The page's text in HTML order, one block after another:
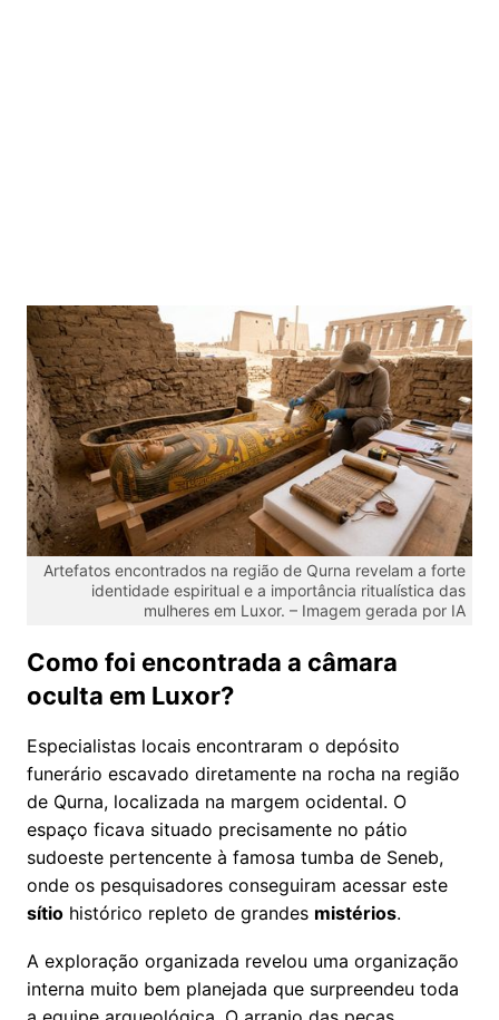
Artefatos encontrados na região de Qurna revelam a forte
identidade espiritual e a importância ritualística das
mulheres em Luxor. – Imagem gerada por IA
Como foi encontrada a câmara
oculta em Luxor?
Especialistas locais encontraram o depósito
funerário escavado diretamente na rocha na região
de Qurna, localizada na margem ocidental. O
espaço ficava situado precisamente no pátio
sudoeste pertencente à famosa tumba de Seneb,
onde os pesquisadores conseguiram acessar este
sítio histórico repleto de grandes mistérios.
A exploração organizada revelou uma organização
interna muito bem planejada que surpreendeu toda